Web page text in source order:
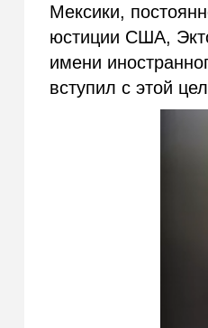
Мексики,
юстиции США,
имени
вступил с этой